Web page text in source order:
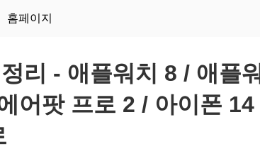
홈페이지
리 - 애플워치 8 / 애플워
어팟 프로 2 / 아이폰 14